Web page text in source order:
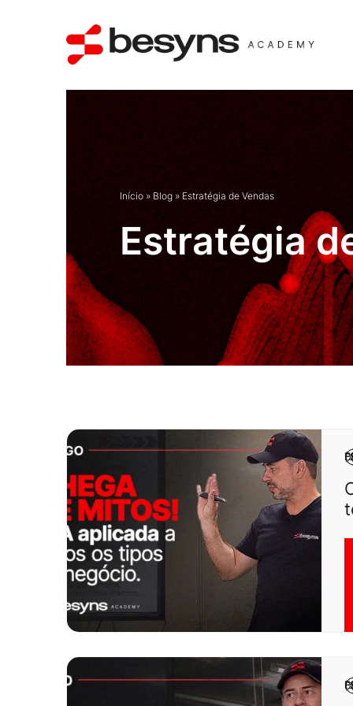
Início » Blog » Estratégia de Vendas
Estratégia